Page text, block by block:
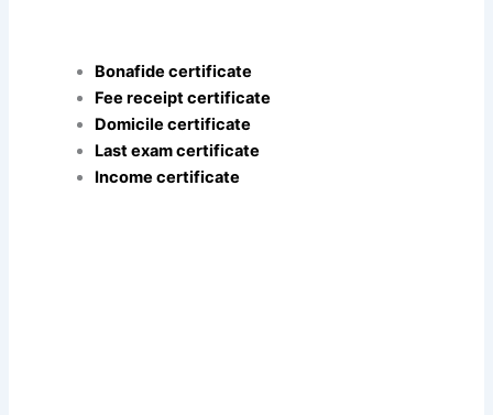
Bonafide certificate
Fee receipt certificate
Domicile certificate
Last exam certificate
Income certificate